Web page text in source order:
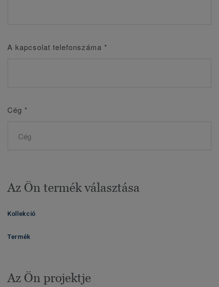
A kapcsolat telefonszáma *
Cég *
Az Ön termék választása
Kollekció
Termék
Az Ön projektje